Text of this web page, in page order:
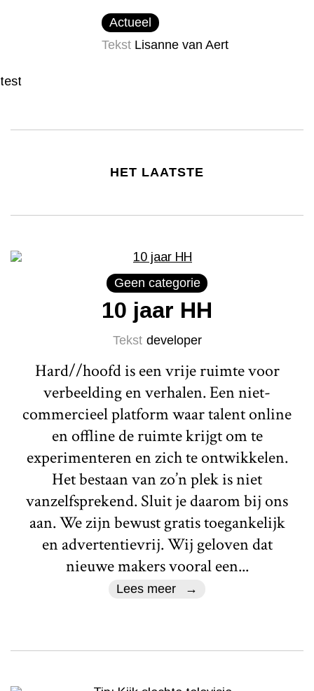
Actueel
Tekst Lisanne van Aert
test
HET LAATSTE
Geen categorie
10 jaar HH
Tekst developer
Hard//hoofd is een vrije ruimte voor
verbeelding en verhalen. Een niet-
commercieel platform waar talent online
en offline de ruimte krijgt om te
experimenteren en zich te ontwikkelen.
Het bestaan van zo’n plek is niet
vanzelfsprekend. Sluit je daarom bij ons
aan. We zijn bewust gratis toegankelijk
en advertentievrij. Wij geloven dat
nieuwe makers vooral een...
Lees meer